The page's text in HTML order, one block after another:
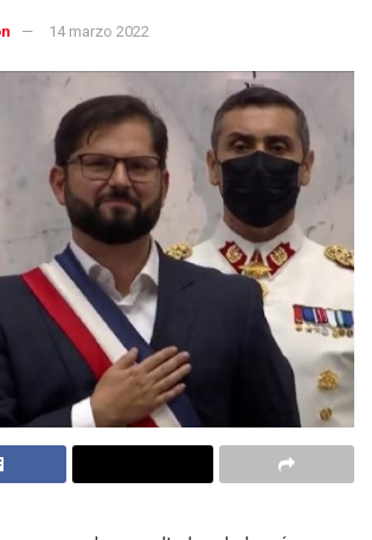
14 marzo 2022